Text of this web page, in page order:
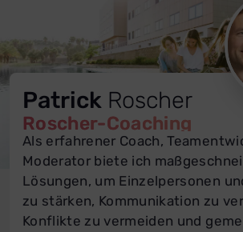
Patrick Roscher
Roscher-Coaching
Als erfahrener Coach,
Moderator biete ich
Lösungen, um Einzelpersonen
zu stärken, Kommunikation zu
Konflikte zu vermeiden und